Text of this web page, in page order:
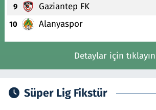
9 Gaziantep FK
10 Alanyaspor
Detaylar için tıklayın
Süper Lig Fikstür